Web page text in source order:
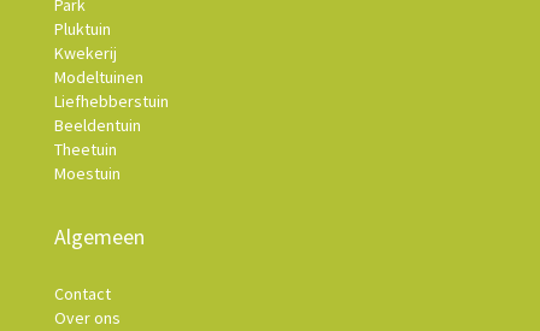
Park
Pluktuin
Kwekerij
Modeltuinen
Liefhebberstuin
Beeldentuin
Theetuin
Moestuin
Algemeen
Contact
Over ons